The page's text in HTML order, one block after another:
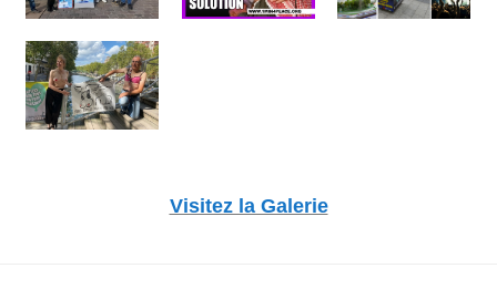
Visitez la Galerie